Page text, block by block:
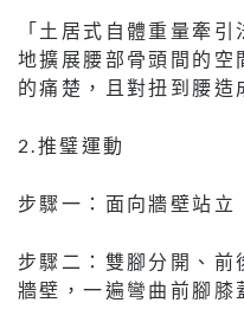
「土居式自體重量牽
地擴展腰部骨頭間的空
的痛楚，且對扭到腰造
2.推璧運動
步驟一：面向牆壁站立
步驟二：雙腳分開、前
牆壁，一遍彎曲前腳膝